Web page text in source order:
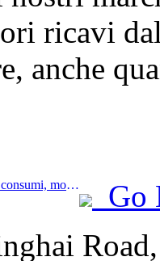
ricavi
anche
Prev:Soldi veri per incentivare i consumi, molti locali hanno emesso buoni spesa per i consumi culturali e turistici del 1° maggio
Go